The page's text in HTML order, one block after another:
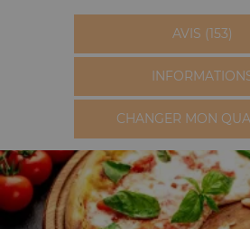
AVIS (153)
CHANGER MON